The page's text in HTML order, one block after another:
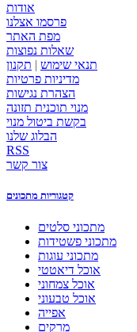
אודות
פרסמו אצלנו
מפת האתר
שאלות נפוצות
תנאי שימוש | תקנון
מדיניות פרטיות
הצהרת נגישות
מנוי תוכנית תזונה
בקשת ביטול מנוי
הבלוג שלנו
RSS
צור קשר
קטגוריות מתכונים
מתכוני סלטים
מתכוני פשטידות
מתכוני עוגות
אוכל דיאטטי
אוכל צמחוני
אוכל טבעוני
אפייה
מרקים